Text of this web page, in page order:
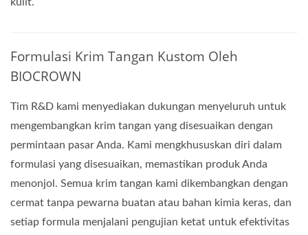
Formulasi Krim Tangan Kustom Oleh
BIOCROWN
Tim R&D kami menyediakan dukungan menyeluruh untuk
mengembangkan krim tangan yang disesuaikan dengan
permintaan pasar Anda. Kami mengkhususkan diri dalam
formulasi yang disesuaikan, memastikan produk Anda
menonjol. Semua krim tangan kami dikembangkan dengan
cermat tanpa pewarna buatan atau bahan kimia keras, dan
setiap formula menjalani pengujian ketat untuk efektivitas